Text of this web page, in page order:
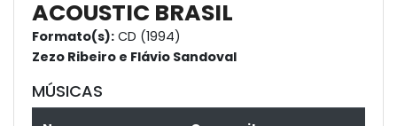
ACOUSTIC BRASIL
Formato(s): CD (1994)
Zezo Ribeiro e Flávio Sandoval
MÚSICAS